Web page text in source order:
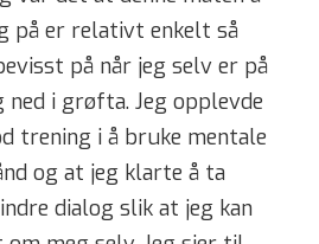
på er relativt enkelt så
på når jeg selv er på
i grøfta. Jeg opplevde
trening i å bruke mentale
og at jeg klarte å ta
dialog slik at jeg kan